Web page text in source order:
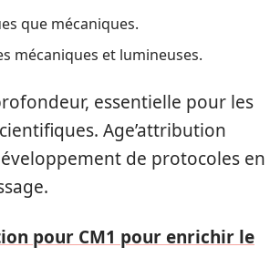
que mécaniques.
mécaniques et lumineuses.
essentielle pour les
Age’attribution
de protocoles en
pour CM1 pour enrichir le